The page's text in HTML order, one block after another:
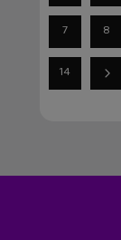
7 8
14